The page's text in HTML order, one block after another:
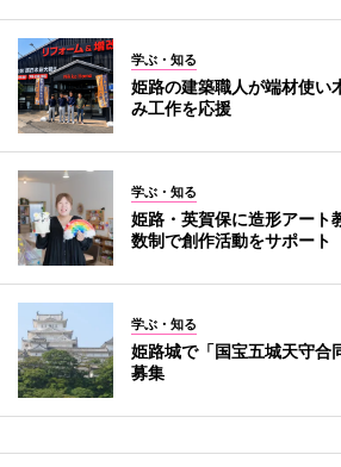
学ぶ・知る
姫路の建築職人が端材使
み工作を応援
学ぶ・知る
姫路・英賀保に造形アー
数制で創作活動をサポート
学ぶ・知る
姫路城で「国宝五城天守
募集